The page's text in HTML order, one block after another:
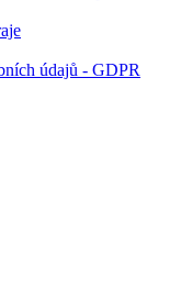
údajů - GDPR